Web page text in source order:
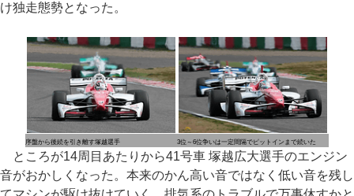
け独走態勢となった。
序盤から後続を引き離す塚越選手 3位～6位争いは一定間隔でピットインまで続いた
ところが14周目あたりから41号車 塚越広大選手のエンジン
音がおかしくなった。本来のかん高い音ではなく低い音を残し